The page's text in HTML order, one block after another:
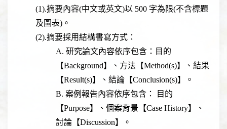
(1).摘要內容(中文或英文)以 500 字為限(不含標題
及圖表)。
(2).摘要採用結構書寫方式：
A. 研究論文內容依序包含：目的
【Background】、方法【Method(s)】、結果
【Result(s)】、結論【Conclusion(s)】。
B. 案例報告內容依序包含： 目的
【Purpose】、個案背景【Case History】、
討論【Discussion】。